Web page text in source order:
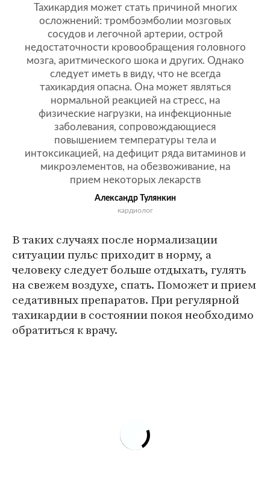
Тахикардия может стать причиной многих
осложнений: тромбоэмболии мозговых
сосудов и легочной артерии, острой
недостаточности кровообращения головного
мозга, аритмического шока и других. Однако
следует иметь в виду, что не всегда
тахикардия опасна. Она может являться
нормальной реакцией на стресс, на
физические нагрузки, на инфекционные
заболевания, сопровождающиеся
повышением температуры тела и
интоксикацией, на дефицит ряда витаминов и
микроэлементов, на обезвоживание, на
прием некоторых лекарств
Александр Тулянкин
кардиолог
В таких случаях после нормализации
ситуации пульс приходит в норму, а
человеку следует больше отдыхать, гулять
на свежем воздухе, спать. Поможет и прием
седативных препаратов. При регулярной
тахикардии в состоянии покоя необходимо
обратиться к врачу.